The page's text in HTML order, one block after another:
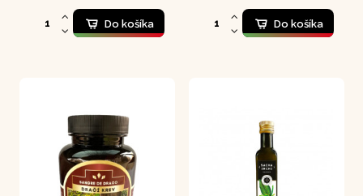
Do košíka
Dračí krev 25 ml. Sleva
50 % se vztahuje na
vybranou šarži z
Do košíka